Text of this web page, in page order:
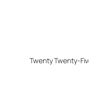
Twenty Twenty-